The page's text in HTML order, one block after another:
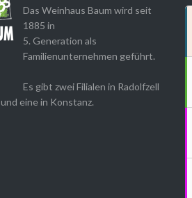
Das Weinhaus Baum wird seit
1885 in
5. Generation als
Familienunternehmen geführt.
Es gibt zwei Filialen in Radolfzell
und eine in Konstanz.